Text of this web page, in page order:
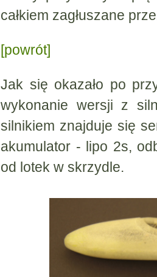
całkiem zagłuszane
[powrót]
Jak się okazało po
wykonanie wersji z
silnikiem znajduje się
akumulator - lipo 2s,
od lotek w skrzydle.